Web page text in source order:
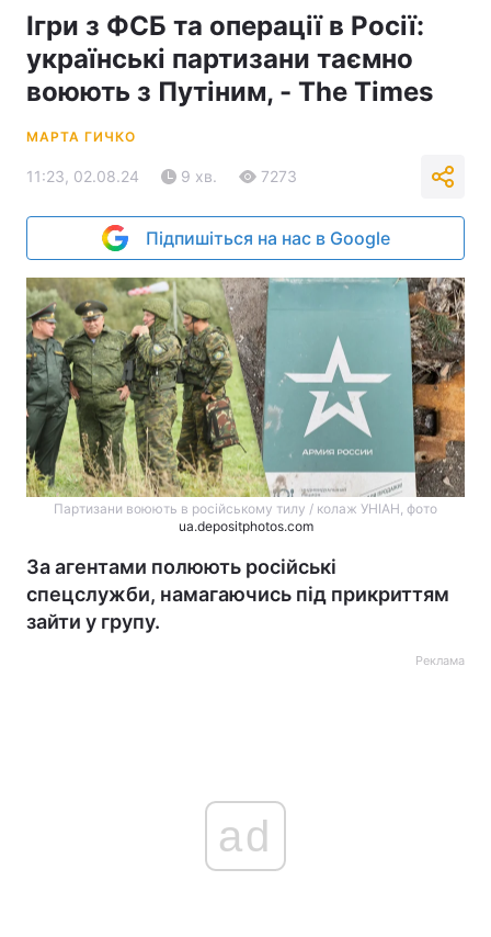
Ігри з ФСБ та операції в Росії:
українські партизани таємно
воюють з Путіним, - The Times
МАРТА ГИЧКО
11:23, 02.08.24 9 хв. 7273
Підпишіться на нас в Google
Партизани воюють в російському тилу / колаж УНІАН, фото
ua.depositphotos.com
За агентами полюють російські
спецслужби, намагаючись під прикриттям
зайти у групу.
Реклама
ad